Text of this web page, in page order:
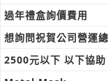
過年禮盒詢價費用
想詢問祝賀公司營運
2500元以下 以下協助